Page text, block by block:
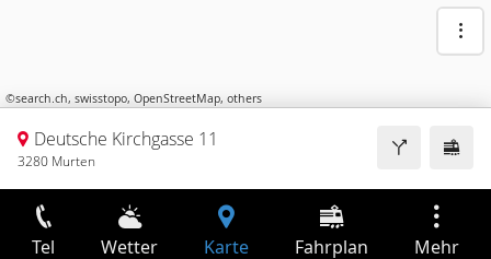
©search.ch, swisstopo, OpenStreetMap, others
Deutsche Kirchgasse 11
3280 Murten
Tel Wetter Karte Fahrplan Mehr